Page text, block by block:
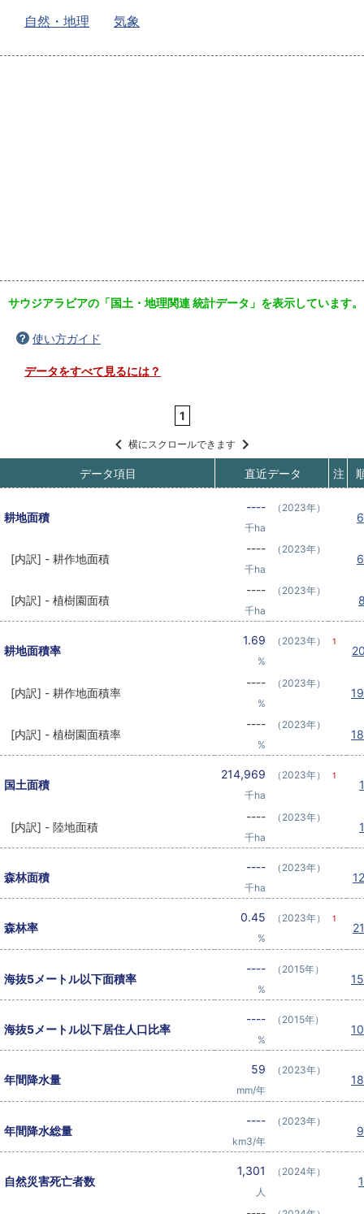
自然・地理
気象
サウジアラビアの「国土・地理関連 統計データ」を表示しています。
使い方ガイド
データをすべて見るには？
1
横にスクロールできます
データ項目 直近データ 注
耕地面積
----
千ha
（2023年）
[内訳] - 耕作地面積
----
千ha
（2023年）
[内訳] - 植樹園面積
----
千ha
（2023年）
耕地面積率
1.69
%
（2023年） 1
[内訳] - 耕作地面積率
----
%
（2023年）
[内訳] - 植樹園面積率
----
%
（2023年）
国土面積
214,969
千ha
（2023年） 1
[内訳] - 陸地面積
----
千ha
（2023年）
森林面積
----
千ha
（2023年）
森林率
0.45
%
（2023年） 1
海抜5メートル以下面積率
----
%
（2015年）
海抜5メートル以下居住人口比率
----
%
（2015年）
年間降水量
59
mm/年
（2023年）
年間降水総量
----
km3/年
（2023年）
自然災害死亡者数
1,301
人
（2024年）